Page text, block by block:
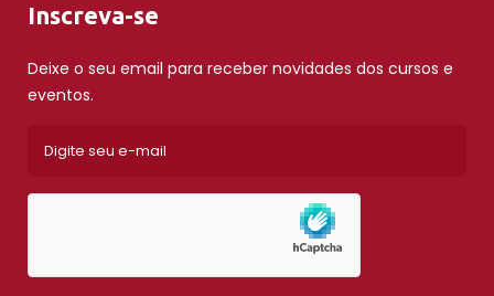
Inscreva-se
Deixe o seu email para receber novidades dos cursos e
eventos.